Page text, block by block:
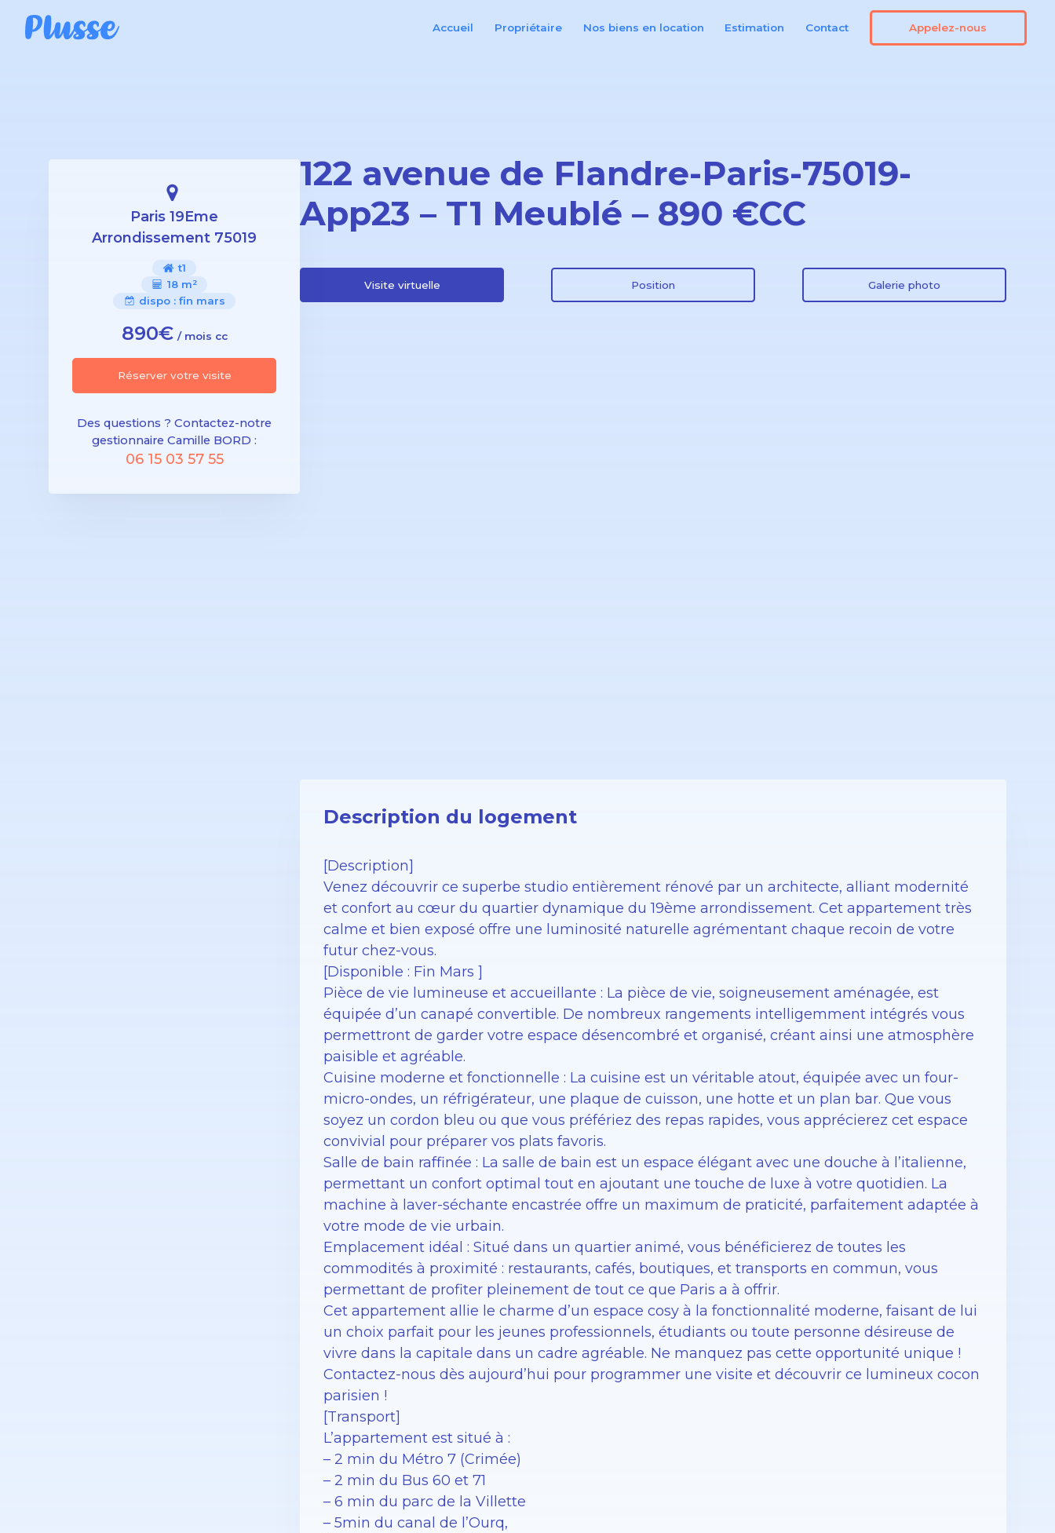
Accueil Propriétaire Nos biens en location Estimation Contact Appelez-nous
Paris 19Eme
Arrondissement 75019
t1
18 m²
dispo : fin mars
890€ / mois cc
Réserver votre visite
Des questions ? Contactez-notre
gestionnaire Camille BORD :
06 15 03 57 55
122 avenue de Flandre-Paris-75019-
App23 – T1 Meublé – 890 €CC
Visite virtuelle Position Galerie photo
Description du logement
[Description]
Venez découvrir ce superbe studio entièrement rénové par un architecte, alliant modernité
et confort au cœur du quartier dynamique du 19ème arrondissement. Cet appartement très
calme et bien exposé offre une luminosité naturelle agrémentant chaque recoin de votre
futur chez-vous.
[Disponible : Fin Mars ]
Pièce de vie lumineuse et accueillante : La pièce de vie, soigneusement aménagée, est
équipée d’un canapé convertible. De nombreux rangements intelligemment intégrés vous
permettront de garder votre espace désencombré et organisé, créant ainsi une atmosphère
paisible et agréable.
Cuisine moderne et fonctionnelle : La cuisine est un véritable atout, équipée avec un four-
micro-ondes, un réfrigérateur, une plaque de cuisson, une hotte et un plan bar. Que vous
soyez un cordon bleu ou que vous préfériez des repas rapides, vous apprécierez cet espace
convivial pour préparer vos plats favoris.
Salle de bain raffinée : La salle de bain est un espace élégant avec une douche à l’italienne,
permettant un confort optimal tout en ajoutant une touche de luxe à votre quotidien. La
machine à laver-séchante encastrée offre un maximum de praticité, parfaitement adaptée à
votre mode de vie urbain.
Emplacement idéal : Situé dans un quartier animé, vous bénéficierez de toutes les
commodités à proximité : restaurants, cafés, boutiques, et transports en commun, vous
permettant de profiter pleinement de tout ce que Paris a à offrir.
Cet appartement allie le charme d’un espace cosy à la fonctionnalité moderne, faisant de lui
un choix parfait pour les jeunes professionnels, étudiants ou toute personne désireuse de
vivre dans la capitale dans un cadre agréable. Ne manquez pas cette opportunité unique !
Contactez-nous dès aujourd’hui pour programmer une visite et découvrir ce lumineux cocon
parisien !
[Transport]
L’appartement est situé à :
– 2 min du Métro 7 (Crimée)
– 2 min du Bus 60 et 71
– 6 min du parc de la Villette
– 5min du canal de l’Ourq,